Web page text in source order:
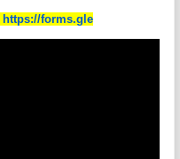
https://forms.gle